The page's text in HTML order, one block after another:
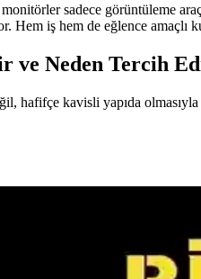
sadece görüntüleme
Hem iş hem de eğlence amaçlı
ve Neden Tercih
hafifçe kavisli yapıda
17-32 inç arası ekranlar için